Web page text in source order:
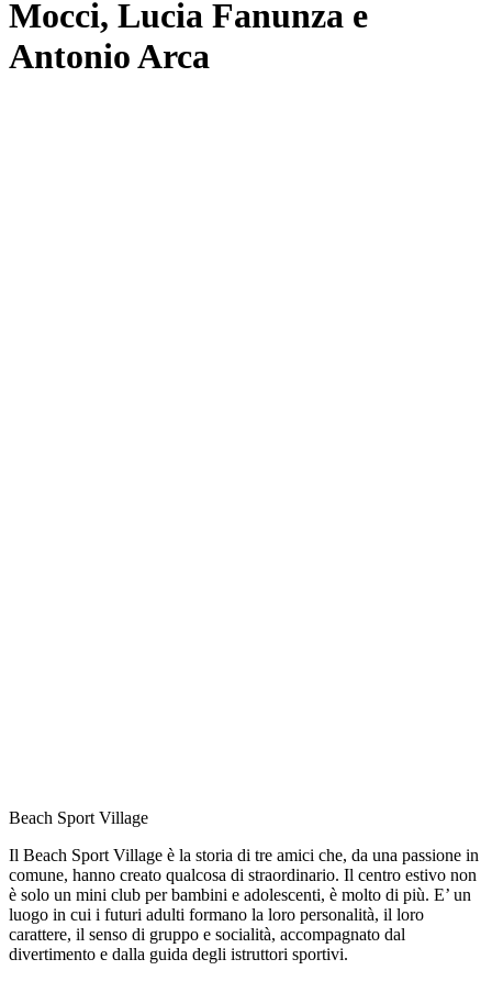
Mocci, Lucia Fanunza e
Antonio Arca
Beach Sport Village
Il Beach Sport Village è la storia di tre amici che, da una passione in
comune, hanno creato qualcosa di straordinario. Il centro estivo non
è solo un mini club per bambini e adolescenti, è molto di più. E’ un
luogo in cui i futuri adulti formano la loro personalità, il loro
carattere, il senso di gruppo e socialità, accompagnato dal
divertimento e dalla guida degli istruttori sportivi.